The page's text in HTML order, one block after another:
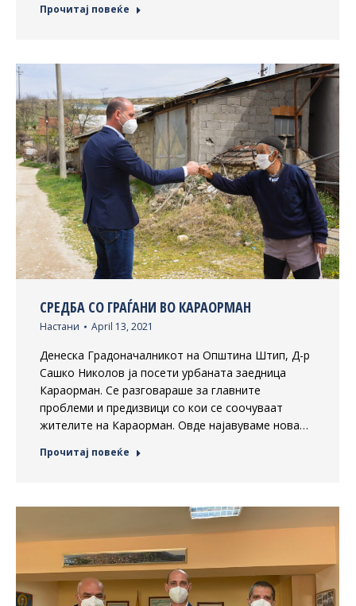
Прочитај повеќе
СРЕДБА СО ГРАЃАНИ ВО КАРАОРМАН
Настани April 13, 2021
Денеска Градоначалникот на Општина Штип, Д-р
Сашко Николов ја посети урбаната заедница
Караорман. Се разговараше за главните
проблеми и предизвици со кои се соочуваат
жителите на Караорман. Овде најавуваме нова…
Прочитај повеќе